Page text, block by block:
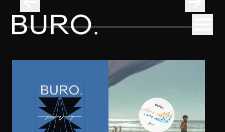
BURO.
ONAJ JEDAN PROIZVOD KOJI
STALNO SELIMO SA POLICE U
TORBE